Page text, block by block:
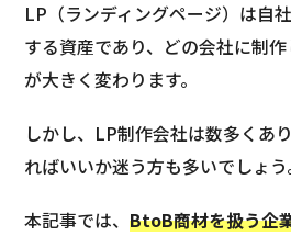
LP（ランディングページ）は自
する資産であり、どの会社に制
が大きく変わります。
しかし、LP制作会社は数多くあ
ればいいか迷う方も多いでしょう
本記事では、BtoB商材を扱う企